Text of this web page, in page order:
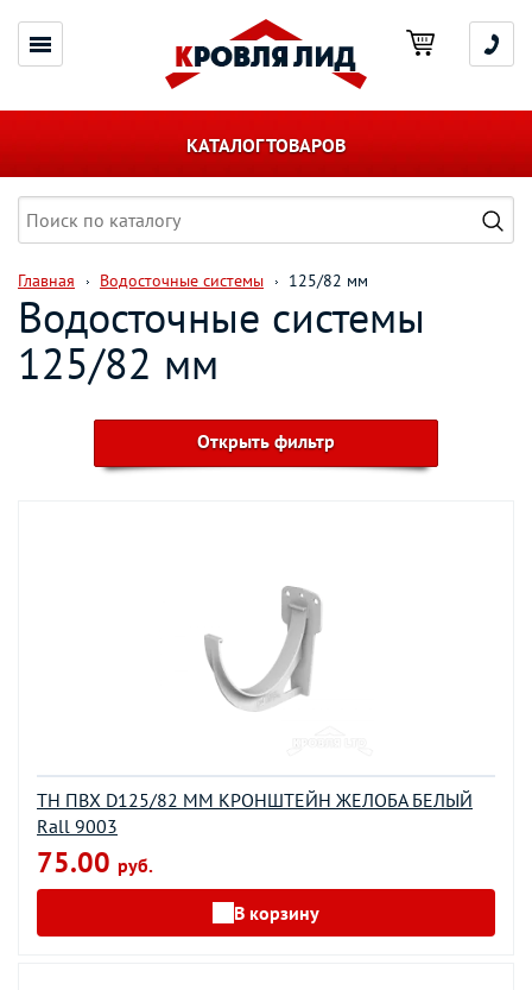
КАТАЛОГ ТОВАРОВ
Главная Водосточные системы 125/82 мм
Водосточные системы
125/82 мм
Открыть фильтр
ТН ПВХ D125/82 ММ КРОНШТЕЙН ЖЕЛОБА БЕЛЫЙ
Rall 9003
75.00 руб.
В корзину